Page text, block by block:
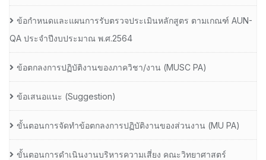
ข้อกำหนดและแผนการรับตรวจประเมินหลักสูตร ตามเกณฑ์ AUN-
QA ประจำปีงบประมาณ พ.ศ.2564
ข้อตกลงการปฏิบัติงานของภาควิชา/งาน (MUSC PA)
ข้อเสนอแนะ (Suggestion)
ขั้นตอนการจัดทำข้อตกลงการปฏิบัติงานของส่วนงาน (MU PA)
ขั้นตอนการดำเนินงานบริหารความเสี่ยง คณะวิทยาศาสตร์